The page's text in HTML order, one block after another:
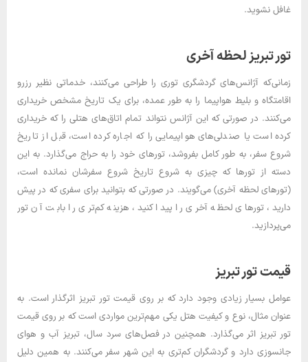
غافل نشوید.
تور تبریز لحظه آخری
زمانی‌که آژانس‌های گردشگری توری را طراحی می‌کنند، خدماتی نظیر رزرو
اقامتگاه و بلیط هواپیما را به طور عمده، برای یک تاریخ مشخص خریداری
می‌کنند. در صورتی ‌که این آژانس نتواند تمام اتاق‌های هتلی را که خریداری
کرده ‌است یا صندلی‌های هواپیمایی را که اجاره کرده ‌است، قبل ‌از تاریخ
شروع سفر، به ‌طور کامل بفروشد، تورهای خود را به حراج می‌گذارد. به این
دسته از تورها که چیزی به شروع تاریخ شروع سفرشان نمانده ‌است،
(تورهای لحظه آخری) می‌گویند. در صورتی‌ که بتوانید برای سفری که در پیش
دارید، تورهای لحظه آخری را پیدا کنید، هزینه کم‌تری را بابت آن تور
می‌پردازید.
قیمت تور تبریز
عوامل بسیار زیادی وجود دارد که بر روی قیمت تور تبریز اثرگذار است. به
عنوان مثال، نوع و کیفیت هتل یکی مهم‌ترین مواردی است که بر روی قیمت
تور تبریز اثر می‌گذارد. همچنین در فصل‌های سرد سال، تبریز آب و هوای
جانسوزی دارد و گردشگران کم‌تری به این شهر سفر می‌کنند. به همین دلیل